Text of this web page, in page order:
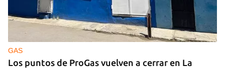
GAS
Los puntos de ProGas vuelven a cerrar en La